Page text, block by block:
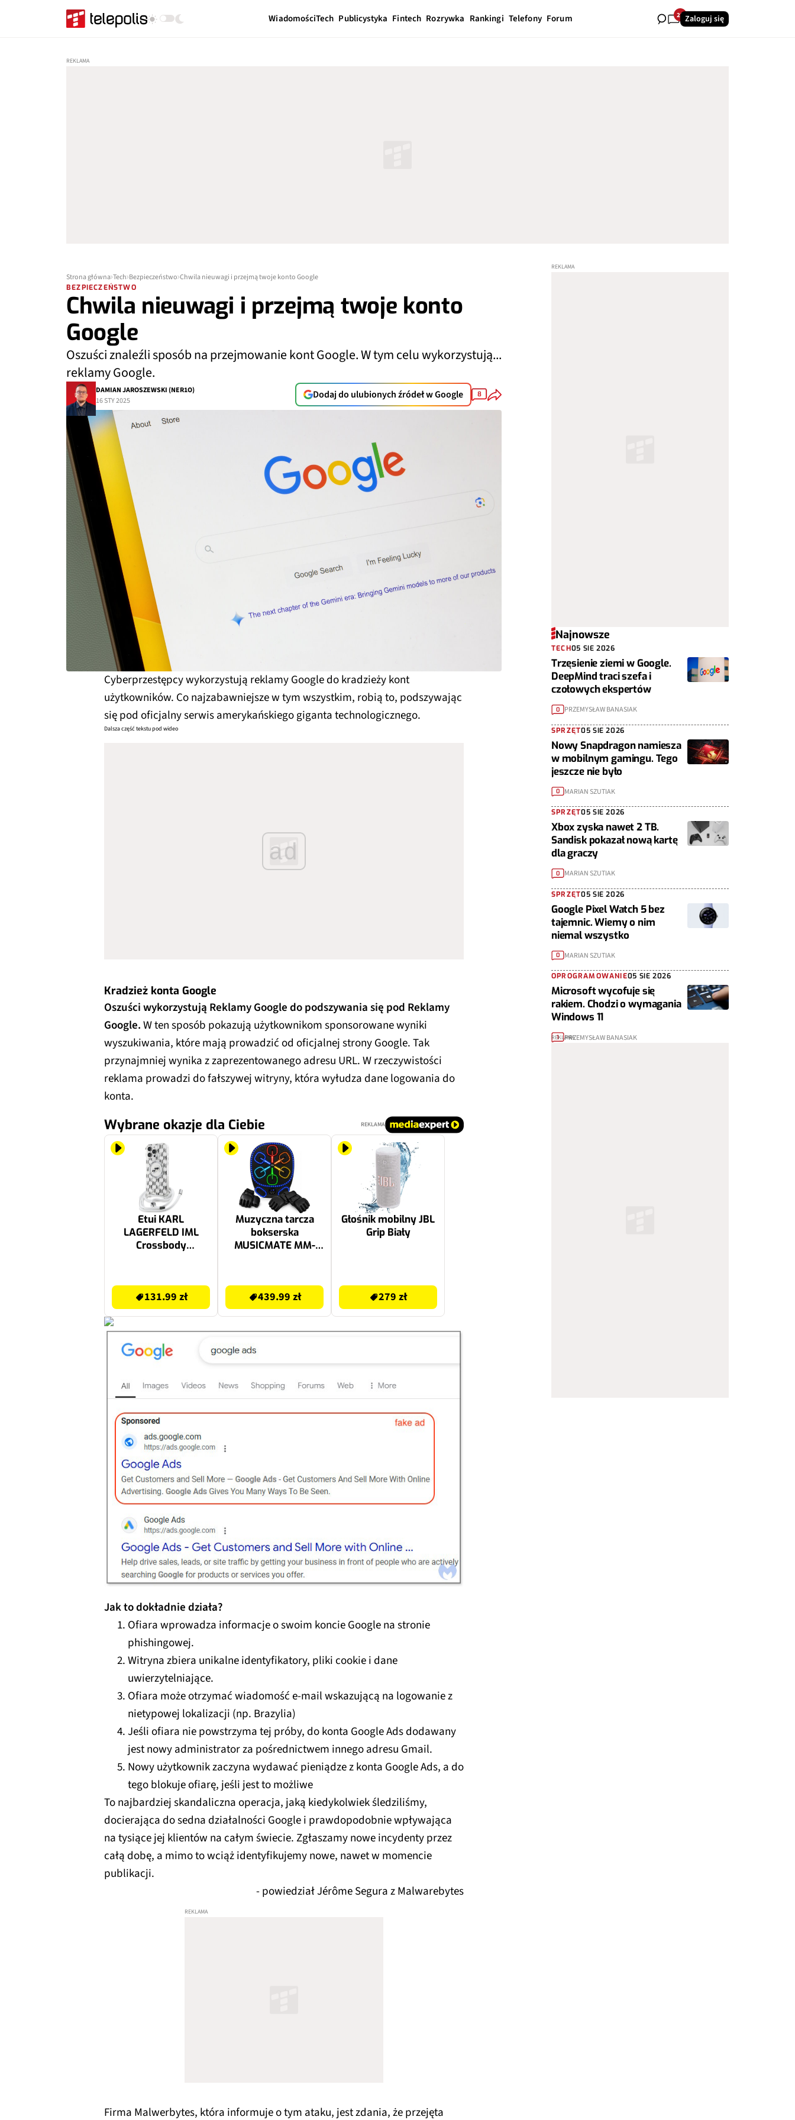
WiadomościTech Publicystyka Fintech Rozrywka Rankingi Telefony Forum 23Zaloguj się
Strona główna Tech Bezpieczeństwo Chwila nieuwagi i przejmą twoje konto Google
BEZPIECZEŃSTWO
Chwila nieuwagi i przejmą twoje konto
Google
Oszuści znaleźli sposób na przejmowanie kont Google. W tym celu wykorzystują...
reklamy Google.
DAMIAN JAROSZEWSKI (NER1O)
16 STY 2025
Dodaj do ulubionych źródeł w Google 8
Cyberprzestępcy wykorzystują reklamy Google do kradzieży kont
użytkowników. Co najzabawniejsze w tym wszystkim, robią to, podszywając
się pod oficjalny serwis amerykańskiego giganta technologicznego.
Dalsza część tekstu pod wideo
ad
Kradzież konta Google
Oszuści wykorzystują Reklamy Google do podszywania się pod Reklamy
Google.W ten sposób pokazują użytkownikom sponsorowane wyniki
wyszukiwania, które mają prowadzić od oficjalnej strony Google. Tak
przynajmniej wynika z zaprezentowanego adresu URL. W rzeczywistości
reklama prowadzi do fałszywej witryny, która wyłudza dane logowania do
konta.
Wybrane okazje dla Ciebie REKLAMA
Etui KARL
LAGERFELD IML
Crossbody
MagSafe do Apple
iPhone 16 Pro Max
Przezroczysty
131.99 zł
Muzyczna tarcza
bokserska
MUSICMATE MM-
439.99 zł
Głośnik mobilny JBL
Grip Biały
279 zł
Jak to dokładnie działa?
Ofiara wprowadza informacje o swoim koncie Google na stronie
phishingowej.
Witryna zbiera unikalne identyfikatory, pliki cookie i dane
uwierzytelniające.
Ofiara może otrzymać wiadomość e-mail wskazującą na logowanie z
nietypowej lokalizacji (np. Brazylia)
Jeśli ofiara nie powstrzyma tej próby, do konta Google Ads dodawany
jest nowy administrator za pośrednictwem innego adresu Gmail.
Nowy użytkownik zaczyna wydawać pieniądze z konta Google Ads, a do
tego blokuje ofiarę, jeśli jest to możliwe
To najbardziej skandaliczna operacja, jaką kiedykolwiek śledziliśmy,
docierająca do sedna działalności Google i prawdopodobnie wpływająca
na tysiące jej klientów na całym świecie. Zgłaszamy nowe incydenty przez
całą dobę, a mimo to wciąż identyfikujemy nowe, nawet w momencie
publikacji.
- powiedział Jérôme Segura z Malwarebytes
Firma Malwerbytes, która informuje o tym ataku, jest zdania, że przejęta
Najnowsze
TECH05 SIE 2026
Trzęsienie ziemi w Google.
DeepMind traci szefa i
czołowych ekspertów
0 PRZEMYSŁAW BANASIAK
SPRZĘT05 SIE 2026
Nowy Snapdragon namiesza
w mobilnym gamingu. Tego
jeszcze nie było
0 MARIAN SZUTIAK
SPRZĘT05 SIE 2026
Xbox zyska nawet 2 TB.
Sandisk pokazał nową kartę
dla graczy
0 MARIAN SZUTIAK
SPRZĘT05 SIE 2026
Google Pixel Watch 5 bez
tajemnic. Wiemy o nim
niemal wszystko
0 MARIAN SZUTIAK
OPROGRAMOWANIE05 SIE 2026
Microsoft wycofuje się
rakiem. Chodzi o wymagania
Windows 11
1 PRZEMYSŁAW BANASIAK